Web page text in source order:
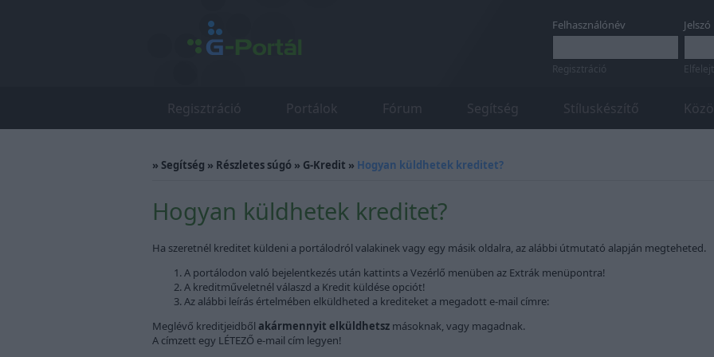
Felhasználónév
Regisztráció
Jelszó
Regisztráció Portálok Fórum Segítség Stíluskészítő
» Segítség » Részletes súgó» G-Kredit » Hogyan küldhetek kreditet?
Hogyan küldhetek kreditet?
Ha szeretnél kreditet küldeni a portálodról valakinek vagy egy másik oldalra, az alábbi útmutató alapján megteheted.
A portálodon való bejelentkezés után kattints a Vezérlő menüben az Extrák menüpontra!
A kreditműveletnél válaszd a Kredit küldése opciót!
Az alábbi leírás értelmében elküldheted a krediteket a megadott e-mail címre:
Meglévő kreditjeidből akármennyit elküldhetszmásoknak, vagy magadnak.
A címzett egy LÉTEZŐ e-mail cím legyen!